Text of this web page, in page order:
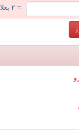
= ۲ بعلاوه ۳